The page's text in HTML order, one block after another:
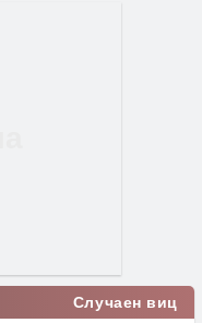
Случаен виц